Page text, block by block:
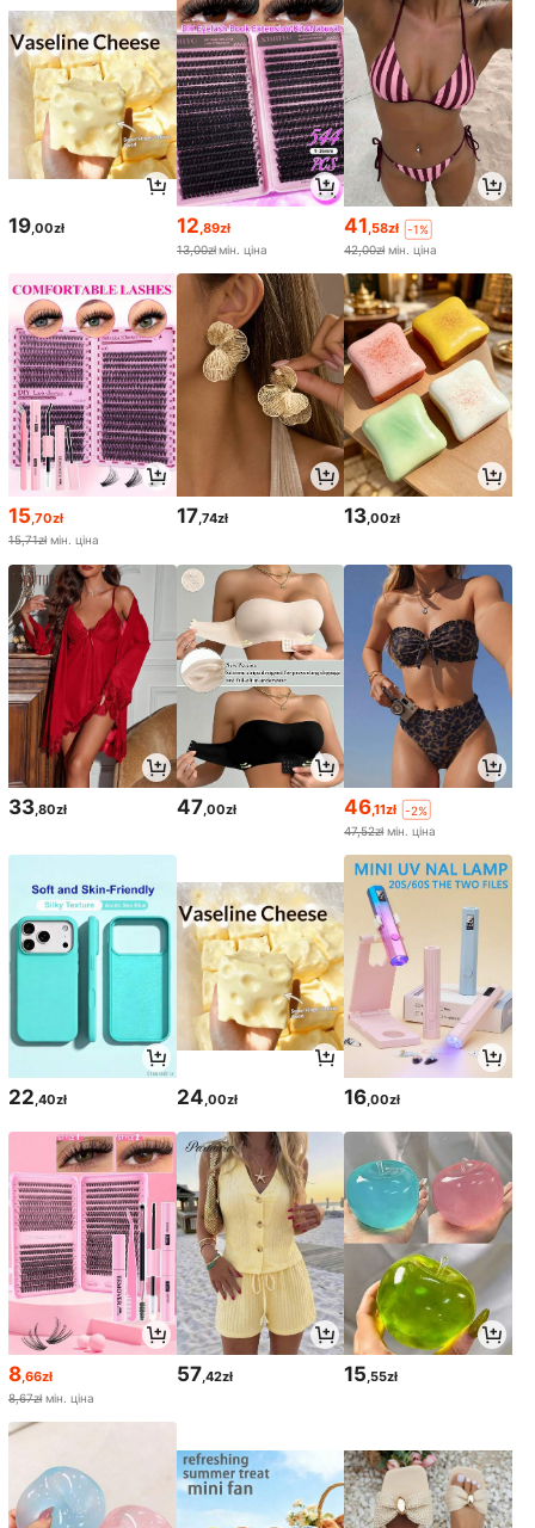
19,00zł 12,89zł
13,00złмін. ціна
41,58zł
-1%
42,00zł мін. ціна
15,70zł
15,71zł мін. ціна
17,74zł 13,00zł
33 ,80zł 47 ,00zł 46,11zł
-2%
47,52zł мін. ціна
22,40zł 24,00zł 16,00zł
8,66zł
8,67zł мін. ціна
57,42zł 15,55zł